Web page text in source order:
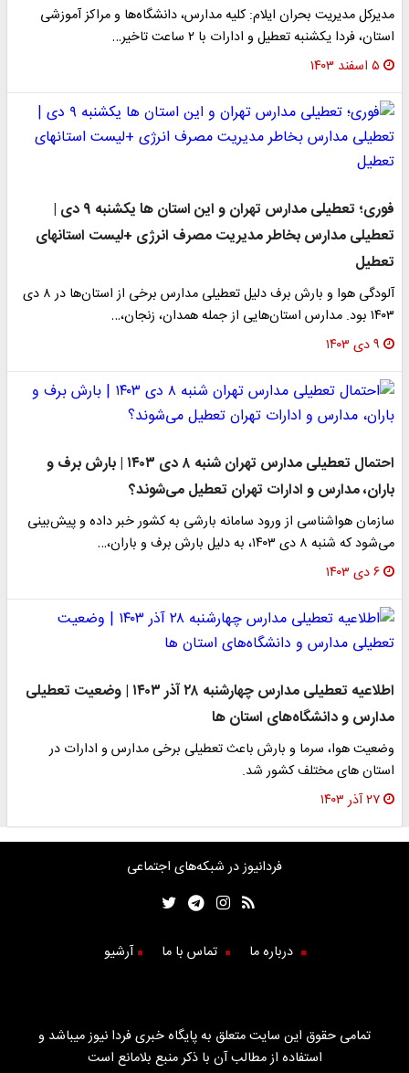
مدیرکل مدیریت بحران ایلام: کلیه مدارس، دانشگاه‌ها و مراکز آموزشی
استان، فردا یکشنبه تعطیل و ادارات با ۲ ساعت تاخیر…
۵ اسفند ۱۴۰۳
فوری؛ تعطیلی مدارس تهران و این استان ها یکشنبه ۹ دی |
تعطیلی مدارس بخاطر مدیریت مصرف انرژی +لیست استانهای
تعطیل
آلودگی هوا و بارش برف دلیل تعطیلی مدارس برخی از استان‌ها در ۸ دی
۱۴۰۳ بود. مدارس استان‌هایی از جمله همدان، زنجان،…
۹ دی ۱۴۰۳
احتمال تعطیلی مدارس تهران شنبه ۸ دی ۱۴۰۳ | بارش برف و
باران، مدارس و ادارات تهران تعطیل می‌شوند؟
سازمان هواشناسی از ورود سامانه بارشی به کشور خبر داده و پیش‌بینی
می‌شود که شنبه ۸ دی ۱۴۰۳، به دلیل بارش برف و باران،…
۶ دی ۱۴۰۳
اطلاعیه تعطیلی مدارس چهارشنبه ۲۸ آذر ۱۴۰۳ | وضعیت تعطیلی
مدارس و دانشگاه‌های استان ها
وضعیت هوا، سرما و بارش باعث تعطیلی برخی مدارس و ادارات در
استان های مختلف کشور شد.
۲۷ آذر ۱۴۰۳
فردانیوز در شبکه‌های اجتماعی
درباره ما تماس با ما آرشیو
تمامی حقوق این سایت متعلق به پایگاه خبری فردا نیوز میباشد و
استفاده از مطالب آن با ذکر منبع بلامانع است